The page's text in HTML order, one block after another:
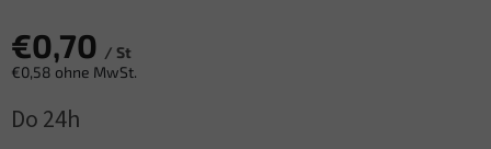
€0,70 / St
€0,58 ohne MwSt.
Do 24h